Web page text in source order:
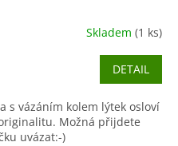
Skladem (1 ks)
DETAIL
s vázáním kolem lýtek osloví
Možná přijdete
uvázat:-)